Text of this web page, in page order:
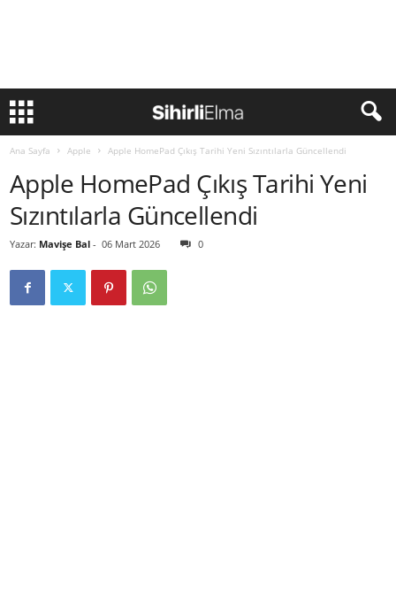
Ana Sayfa Apple Apple HomePad Çıkış Tarihi Yeni Sızıntılarla Güncellendi
Apple HomePad Çıkış Tarihi Yeni
Sızıntılarla Güncellendi
Yazar: Mavişe Bal - 06 Mart 2026 0